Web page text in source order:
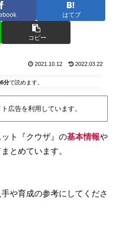
はてブ
コピー
2021.10.12 2022.03.22
分で読めます。
広告を利用しています。
ト『クウザ』の基本情報や
とめています。
や育成の参考にしてくださ